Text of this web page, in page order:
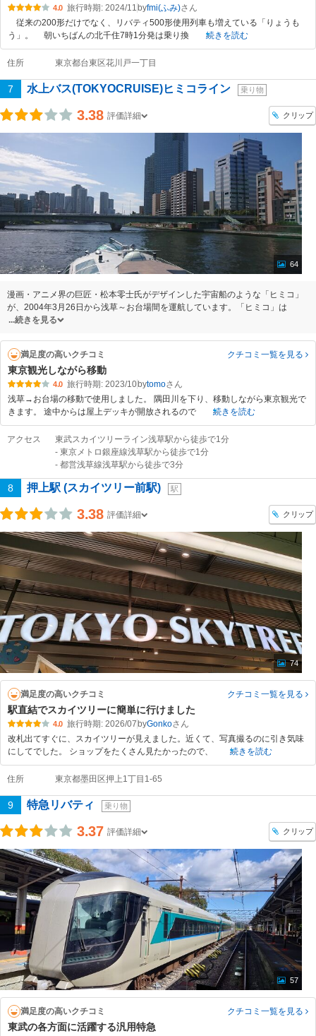
4.0 旅行時期: 2024/11 byfmi(ふみ)
従来の200形だけでなく、リバティ500形使用列車も増えている「りょうも
う」。 朝いちばんの北千住7時1分発は乗り換
続きを読む
住所 東京都台東区花川戸一丁目
7 水上バス(TOKYOCRUISE)ヒミコライン 乗り物
3.38 評価詳細 クリップ
64
漫画・アニメ界の巨匠・松本零士氏がデザインした宇宙船のような「ヒミコ」
が、2004年3月26日から浅草～お台場間を運航しています。「ヒミコ」は
続きを見る
満足度の高いクチコミ クチコミ一覧を見る
東京観光しながら移動
4.0 旅行時期: 2023/10bytomo
浅草→お台場の移動で使用しました。 隅田川を下り、移動しながら東京観光で
きます。 途中からは屋上デッキが開放されるので
続きを読む
アクセス
東武スカイツリーライン浅草駅から徒歩で1分
- 東京メトロ銀座線浅草駅から徒歩で1分
- 都営浅草線浅草駅から徒歩で3分
8 押上駅 (スカイツリー前駅) 駅
3.38 評価詳細 クリップ
74
満足度の高いクチコミ クチコミ一覧を見る
駅直結でスカイツリーに簡単に行けました
4.0 旅行時期: 2026/07 byGonko
改札出てすぐに、スカイツリーが見えました。近くて、写真撮るのに引き気味
にしてでした。 ショップをたくさん見たかったので、
続きを読む
住所 東京都墨田区押上1丁目1-65
9 特急リバティ 乗り物
3.37 評価詳細 クリップ
57
満足度の高いクチコミ クチコミ一覧を見る
東武の各方面に活躍する汎用特急